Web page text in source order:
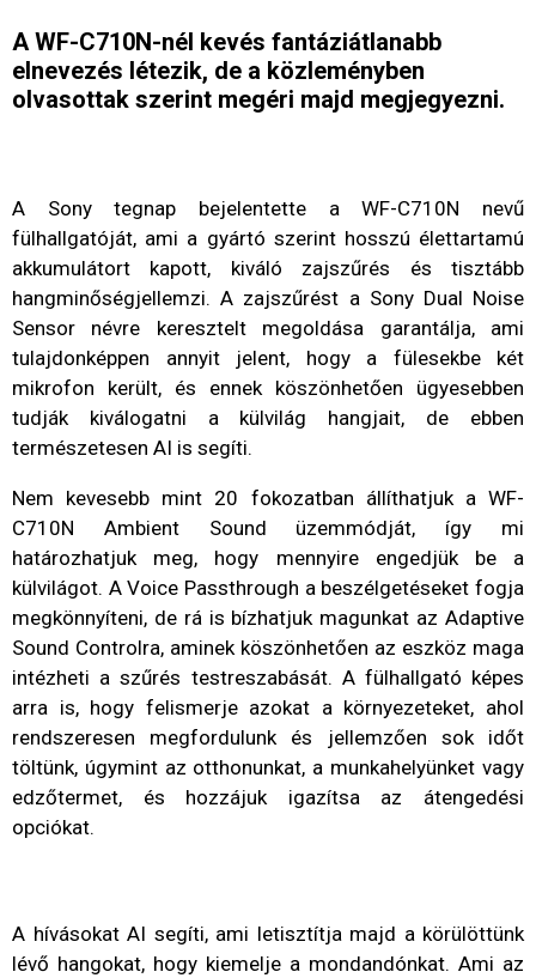
A WF-C710N-nél kevés fantáziátlanabb
elnevezés létezik, de a közleményben
olvasottak szerint megéri majd megjegyezni.
A Sony tegnap bejelentette a WF-C710N nevű
fülhallgatóját, ami a gyártó szerint hosszú élettartamú
akkumulátort kapott, kiváló zajszűrés és tisztább
hangminőségjellemzi. A zajszűrést a Sony Dual Noise
Sensor névre keresztelt megoldása garantálja, ami
tulajdonképpen annyit jelent, hogy a fülesekbe két
mikrofon került, és ennek köszönhetően ügyesebben
tudják kiválogatni a külvilág hangjait, de ebben
természetesen AI is segíti.
Nem kevesebb mint 20 fokozatban állíthatjuk a WF-
C710N Ambient Sound üzemmódját, így mi
határozhatjuk meg, hogy mennyire engedjük be a
külvilágot. A Voice Passthrough a beszélgetéseket fogja
megkönnyíteni, de rá is bízhatjuk magunkat az Adaptive
Sound Controlra, aminek köszönhetően az eszköz maga
intézheti a szűrés testreszabását. A fülhallgató képes
arra is, hogy felismerje azokat a környezeteket, ahol
rendszeresen megfordulunk és jellemzően sok időt
töltünk, úgymint az otthonunkat, a munkahelyünket vagy
edzőtermet, és hozzájuk igazítsa az átengedési
opciókat.
A hívásokat AI segíti, ami letisztítja majd a körülöttünk
lévő hangokat, hogy kiemelje a mondandónkat. Ami az